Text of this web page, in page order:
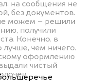
на сообщения не
без документов.
можем – решили
получили
Конечно, в
лучше, чем ничего.
оформлению
чистый